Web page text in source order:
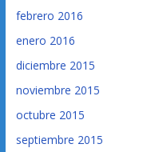
febrero 2016
enero 2016
diciembre 2015
noviembre 2015
octubre 2015
septiembre 2015